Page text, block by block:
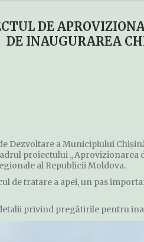
DE
DE INAUGURAREA
Dezvoltare a Municipiului
proiectului „Aprovizionarea
al Republicii Moldova.
de tratare a apei, un pas
privind pregătirile pentru